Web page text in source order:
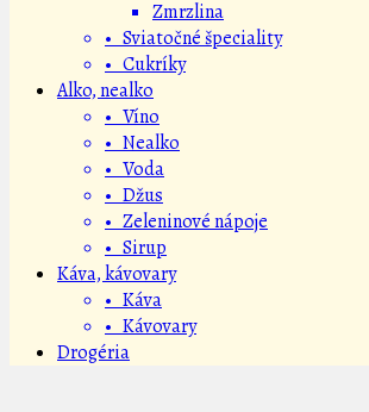
Zmrzlina
• Sviatočné špeciality
• Cukríky
Alko, nealko
• Víno
• Nealko
• Voda
• Džus
• Zeleninové nápoje
• Sirup
Káva, kávovary
• Káva
• Kávovary
Drogéria